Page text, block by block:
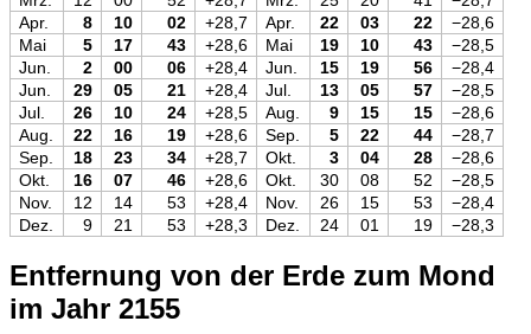
Apr.
8 10 02 +28,7 Apr. 22 03 22
−28,6
Mai
5 17 43 +28,6 Mai 19 10 43
−28,5
Jun.
2 00 06 +28,4 Jun. 15 19 56
−28,4
Jun.
29 05 21 +28,4 Jul. 13 05 57
−28,5
Jul.
26 10 24 +28,5 Aug. 9 15 15
−28,6
Aug.
22 16 19 +28,6 Sep. 5 22 44
−28,7
Sep.
18 23 34 +28,7 Okt. 3 04 28
−28,6
Okt.
16 07 46 +28,6 Okt. 30 08 52
−28,5
Nov.
12 14 53 +28,4 Nov. 26 15 53
−28,4
Dez.
9 21 53 +28,3 Dez. 24 01 19 −28,3
Entfernung von der Erde zum Mond
im Jahr 2155